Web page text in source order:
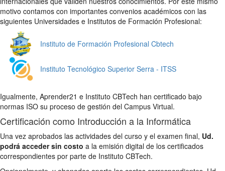
motivo contamos con importantes convenios académicos con las
siguientes Universidades e Institutos de Formación Profesional:
Instituto de Formación Profesional Cbtech
Instituto Tecnológico Superior Serra - ITSS
Igualmente, Aprender21 e Instituto CBTech han certificado bajo
normas ISO su proceso de gestión del Campus Virtual.
Certificación como Introducción a la Informática
Una vez aprobados las actividades del curso y el examen final, Ud.
podrá acceder sin costo a la emisión digital de los certificados
correspondientes por parte de Instituto CBTech.